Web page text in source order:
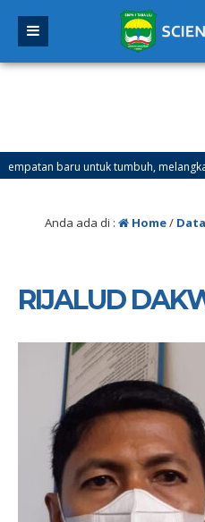
baru untuk tumbuh, melangka
Ganjil Mulai Tanggal 21
Anda ada di : Home/
RIJALUD